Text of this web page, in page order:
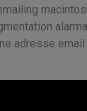
adresse email